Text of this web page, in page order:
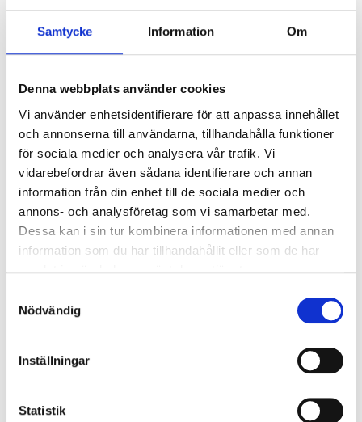
Samtycke Information Om
Denna webbplats använder cookies
Vi använder enhetsidentifierare för att anpassa innehållet
och annonserna till användarna, tillhandahålla funktioner
för sociala medier och analysera vår trafik. Vi
vidarebefordrar även sådana identifierare och annan
information från din enhet till de sociala medier och
annons- och analysföretag som vi samarbetar med.
Dessa kan i sin tur kombinera informationen med annan
information som du har tillhandahållit eller som de har
Nödvändig
Inställningar
Statistik
199 :-
Lednyckelsats, tum, 4
Finns i lager i
4290